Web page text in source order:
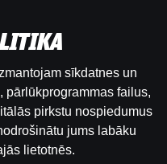
versija. Lūdzu,
ar īstu naudu.
sīkdatnes un
pārlūkprogrammas failus,
pirkstu nospiedumus
jums labāku
lietotnēs.